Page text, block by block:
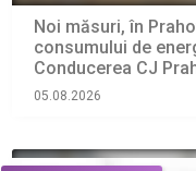
Noi măsuri, în
consumului de
Conducerea CJ
05.08.2026